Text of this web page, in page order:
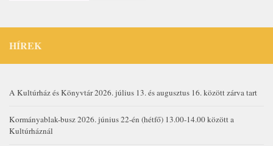
HÍREK
A Kultúrház és Könyvtár 2026. július 13. és augusztus 16. között zárva tart
Kormányablak-busz 2026. június 22-én (hétfő) 13.00-14.00 között a
Kultúrháznál